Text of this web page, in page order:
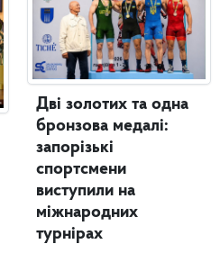
Дві золотих та одна
бронзова медалі:
запорізькі
спортсмени
виступили на
міжнародних
турнірах